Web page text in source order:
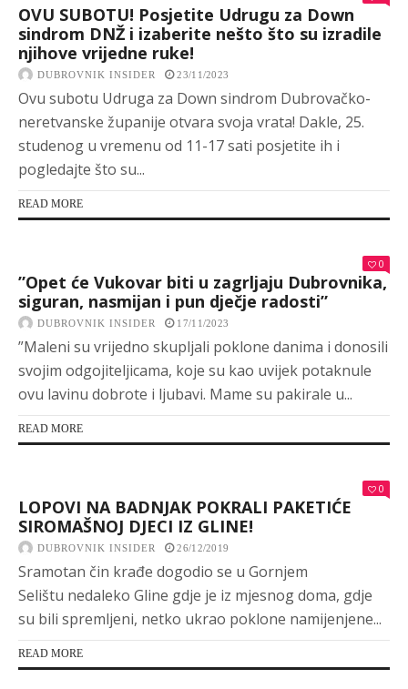
OVU SUBOTU! Posjetite Udrugu za Down
sindrom DNŽ i izaberite nešto što su izradile
njihove vrijedne ruke!
DUBROVNIK INSIDER 23/11/2023
Ovu subotu Udruga za Down sindrom Dubrovačko-
neretvanske županije otvara svoja vrata! Dakle, 25.
studenog u vremenu od 11-17 sati posjetite ih i
pogledajte što su...
READ MORE
0
”Opet će Vukovar biti u zagrljaju Dubrovnika,
siguran, nasmijan i pun dječje radosti”
DUBROVNIK INSIDER 17/11/2023
”Maleni su vrijedno skupljali poklone danima i donosili
svojim odgojiteljicama, koje su kao uvijek potaknule
ovu lavinu dobrote i ljubavi. Mame su pakirale u...
READ MORE
0
LOPOVI NA BADNJAK POKRALI PAKETIĆE
SIROMAŠNOJ DJECI IZ GLINE!
DUBROVNIK INSIDER 26/12/2019
Sramotan čin krađe dogodio se u Gornjem
Selištu nedaleko Gline gdje je iz mjesnog doma, gdje
su bili spremljeni, netko ukrao poklone namijenjene...
READ MORE